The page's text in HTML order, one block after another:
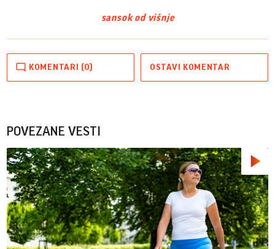
sansok od višnje
KOMENTARI (0) OSTAVI KOMENTAR
POVEZANE VESTI